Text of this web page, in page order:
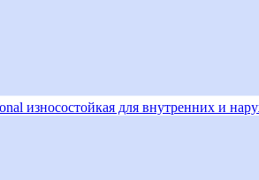
износостойкая для внутренних и